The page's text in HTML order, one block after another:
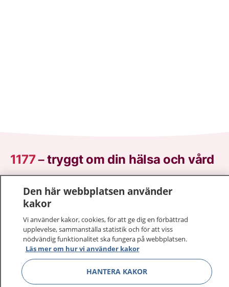
1177–tryggt om din hälsa och vård
sjukdomar och vilka mottagningar du kan kontakta.
Logga in för att läsa din journal och göra dina
vårdärenden. Ring telefonnummer 1177 för
sjukvårdsrådgivning dygnet runt.
1177 ger dig råd när du vill må bättre.
Den här webbplatsen använder
kakor
Vi använder kakor, cookies, för att ge dig en förbättrad
upplevelse, sammanställa statistik och för att viss
nödvändig funktionalitet ska fungera på webbplatsen.
Läs mer om hur vi använder kakor
HANTERA KAKOR